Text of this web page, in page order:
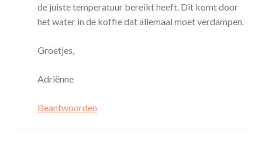
de juiste temperatuur bereikt heeft. Dit komt door
het water in de koffie dat allemaal moet verdampen.
Groetjes,
Adriënne
Beantwoorden